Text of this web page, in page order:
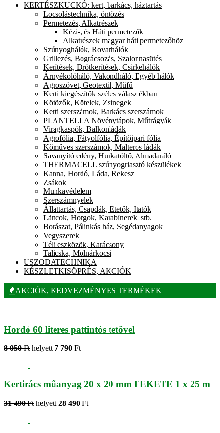
KERTÉSZKUCKÓ: kert, barkács, háztartás
Locsolástechnika, öntözés
Permetezés, Alkatrészek
Kézi-, és Háti permetezők
Alkatrészek magyar háti permetezőhöz
Szúnyoghálók, Rovarhálók
Grillezés, Bográcsozás, Szalonnasütés
Kerítések, Drótkerítések, Csirkehálók
Árnyékolóháló, Vakondháló, Egyéb hálók
Agroszövet, Geotextil, Műfű
Kerti kiegészítők széles választékban
Kötözők, Kötelek, Zsinegek
Kerti szerszámok, Barkács szerszámok
PLANTELLA Növénytápok, Műtrágyák
Virágkaspók, Balkonládák
Agrofólia, Fátyolfólia, Építőipari fólia
Kőműves szerszámok, Malteros ládák
Savanyító edény, Hurkatöltő, Almadaráló
THERMACELL szúnyogriasztó készülékek
Kanna, Hordó, Láda, Rekesz
Zsákok
Munkavédelem
Szerszámnyelek
Állattartás, Csapdák, Etetők, Itatók
Láncok, Horgok, Karabínerek, stb.
Borászat, Pálinkás ház, Segédanyagok
Vegyszerek
Téli eszközök, Karácsony
Talicska, Molnárkocsi
USZODATECHNIKA
KÉSZLETKISÖPRÉS, AKCIÓK
AKCIÓK, KEDVEZMÉNYES TERMÉKEK
Hordó 60 literes pattintós tetővel
8 050 Ft helyett 7 790 Ft
Kertirács műanyag 20 x 20 mm FEKETE 1 x 25 m
31 490 Ft helyett 28 490 Ft